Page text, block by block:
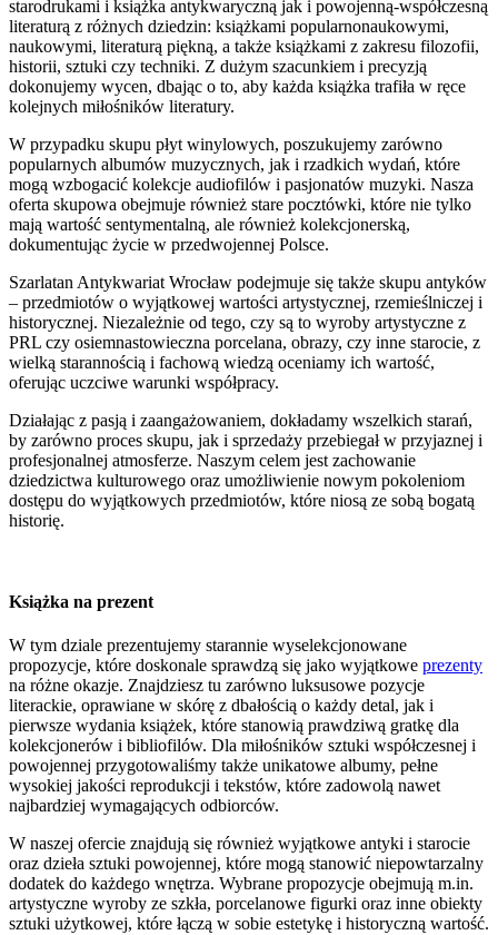
starodrukami i książka antykwaryczną jak i powojenną-współczesną
literaturą z różnych dziedzin: książkami popularnonaukowymi,
naukowymi, literaturą piękną, a także książkami z zakresu filozofii,
historii, sztuki czy techniki. Z dużym szacunkiem i precyzją
dokonujemy wycen, dbając o to, aby każda książka trafiła w ręce
kolejnych miłośników literatury.
W przypadku skupu płyt winylowych, poszukujemy zarówno
popularnych albumów muzycznych, jak i rzadkich wydań, które
mogą wzbogacić kolekcje audiofilów i pasjonatów muzyki. Nasza
oferta skupowa obejmuje również stare pocztówki, które nie tylko
mają wartość sentymentalną, ale również kolekcjonerską,
dokumentując życie w przedwojennej Polsce.
Szarlatan Antykwariat Wrocław podejmuje się także skupu antyków
– przedmiotów o wyjątkowej wartości artystycznej, rzemieślniczej i
historycznej. Niezależnie od tego, czy są to wyroby artystyczne z
PRL czy osiemnastowieczna porcelana, obrazy, czy inne starocie, z
wielką starannością i fachową wiedzą oceniamy ich wartość,
oferując uczciwe warunki współpracy.
Działając z pasją i zaangażowaniem, dokładamy wszelkich starań,
by zarówno proces skupu, jak i sprzedaży przebiegał w przyjaznej i
profesjonalnej atmosferze. Naszym celem jest zachowanie
dziedzictwa kulturowego oraz umożliwienie nowym pokoleniom
dostępu do wyjątkowych przedmiotów, które niosą ze sobą bogatą
historię.
Książka na prezent
W tym dziale prezentujemy starannie wyselekcjonowane
propozycje, które doskonale sprawdzą się jako wyjątkowe prezenty
na różne okazje. Znajdziesz tu zarówno luksusowe pozycje
literackie, oprawiane w skórę z dbałością o każdy detal, jak i
pierwsze wydania książek, które stanowią prawdziwą gratkę dla
kolekcjonerów i bibliofilów. Dla miłośników sztuki współczesnej i
powojennej przygotowaliśmy także unikatowe albumy, pełne
wysokiej jakości reprodukcji i tekstów, które zadowolą nawet
najbardziej wymagających odbiorców.
W naszej ofercie znajdują się również wyjątkowe antyki i starocie
oraz dzieła sztuki powojennej, które mogą stanowić niepowtarzalny
dodatek do każdego wnętrza. Wybrane propozycje obejmują m.in.
artystyczne wyroby ze szkła, porcelanowe figurki oraz inne obiekty
sztuki użytkowej, które łączą w sobie estetykę i historyczną wartość.